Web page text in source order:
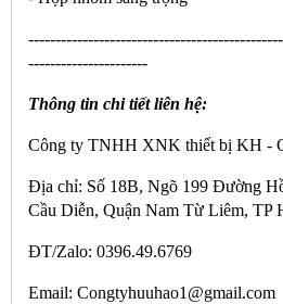
----------------------
Thông tin chi tiết liên hệ:
Công ty TNHH XNK thiết bị KH -
Địa chỉ: Số 18B, Ngõ 199 Đường
Cầu Diễn, Quận Nam Từ Liêm, TP
ĐT/Zalo: 0396.49.6769
Email: Congtyhuuhao1@gmail.com